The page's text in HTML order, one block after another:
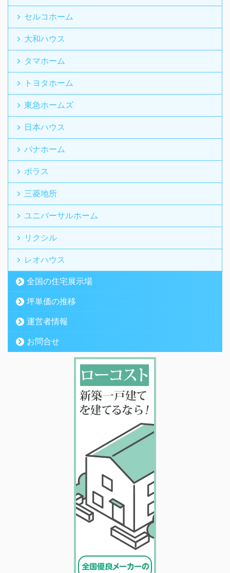
セルコホーム
大和ハウス
タマホーム
トヨタホーム
東急ホームズ
日本ハウス
パナホーム
ポラス
三菱地所
ユニバーサルホーム
リクシル
レオハウス
全国の住宅展示場
坪単価の推移
運営者情報
お問合せ